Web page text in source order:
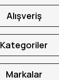
Alışveriş
Kategoriler
Markalar